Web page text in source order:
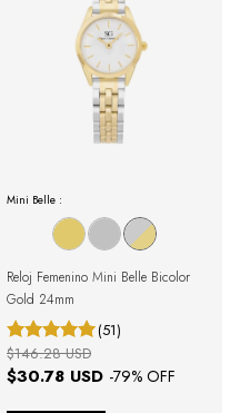
Mini Belle :
Reloj Femenino Mini Belle Bicolor
Gold 24mm
(51)
$30.78 USD -79% OFF
$146.28 USD